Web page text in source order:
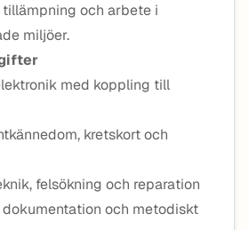
och arbete i
miljöer.
med koppling till
kretskort och
felsökning och reparation
och metodiskt